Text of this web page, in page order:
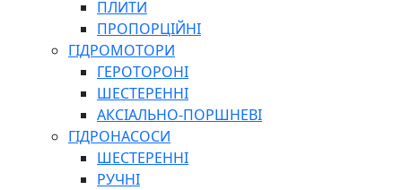
БОРЕКС, ЕО
ПЛИТИ
ПРОПОРЦІЙНІ
ГІДРОМОТОРИ
ГЕРОТОРОНІ
ШЕСТЕРЕННІ
АКСІАЛЬНО-ПОРШНЕВІ
ГІДРОНАСОСИ
ШЕСТЕРЕННІ
РУЧНІ